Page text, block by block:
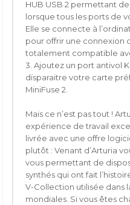
HUB USB 2 permettant
lorsque tous les ports de
Elle se connecte à
pour offrir une connexion
totalement compatible
3. Ajoutez un port antivol
disparaitre votre carte
MiniFuse 2.
Mais ce n’est pas tout !
expérience de travail
livrée avec une offre
plutôt : Venant d’Arturia
vous permettant de
synthés qui ont fait
V-Collection utilisée dans
mondiales. Si vous êtes